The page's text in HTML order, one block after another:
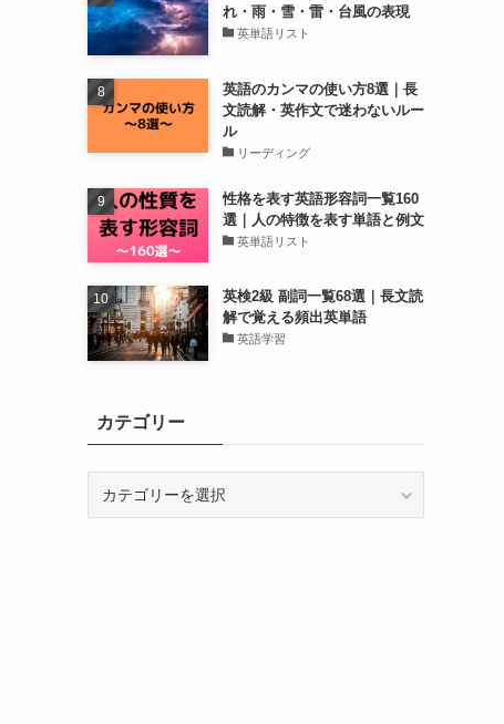
れ・雨・雪・雷・台風の表現
英単語リスト
英語のカンマの使い方8選｜長
文読解・英作文で迷わないルー
ル
リーディング
性格を表す英語形容詞一覧160
選｜人の特徴を表す単語と例文
英単語リスト
英検2級 副詞一覧68選｜長文読
解で覚える頻出英単語
英語学習
カテゴリー